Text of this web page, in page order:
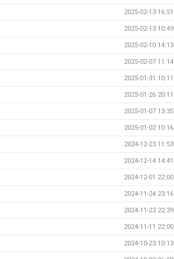
2025-02-13 16:51
2025-02-13 10:49
2025-02-10 14:13
2025-02-07 11:14
2025-01-31 10:11
2025-01-26 20:11
2025-01-07 13:35
2025-01-02 10:16
2024-12-23 11:53
2024-12-14 14:41
2024-12-01 22:00
2024-11-24 23:16
2024-11-23 22:39
2024-11-11 22:00
2024-10-23 10:13